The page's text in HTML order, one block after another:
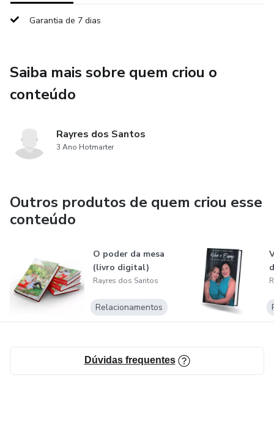
Garantia de 7 dias
Saiba mais sobre quem criou o
conteúdo
Rayres dos Santos
3 Ano Hotmarter
Outros produtos de quem criou esse
conteúdo
O poder da mesa
(livro digital)
Rayres dos Santos
Relacionamentos
Dúvidas frequentes